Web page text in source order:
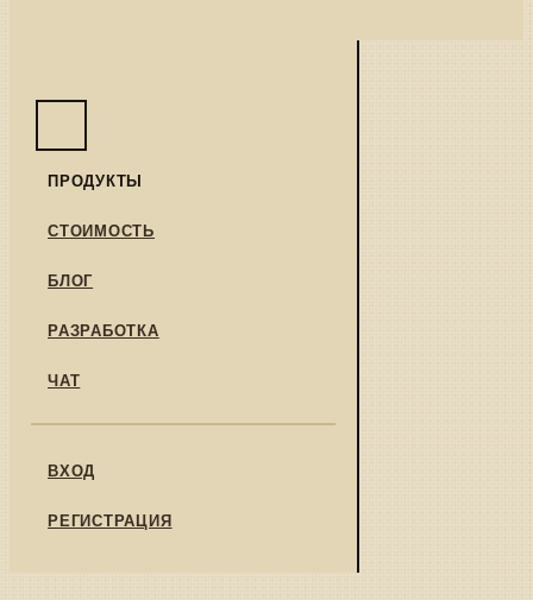
ПРОДУКТЫ
СТОИМОСТЬ
БЛОГ
РАЗРАБОТКА
ЧАТ
ВХОД
РЕГИСТРАЦИЯ